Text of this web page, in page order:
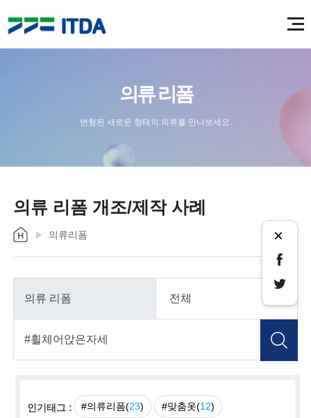
의류 리폼
변형된 새로운 형태의 의류를 만나보세요.
의류 리폼 개조/제작 사례
의류리폼 ×
인기태그 : #의류리폼(23) #맞춤옷(12)